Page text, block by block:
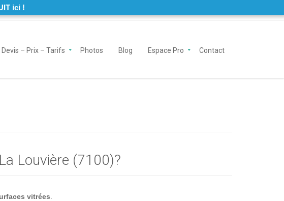
ici !
Devis – Prix – Tarifs Photos Blog Espace Pro Contact
Louvière (7100)?
vitrées